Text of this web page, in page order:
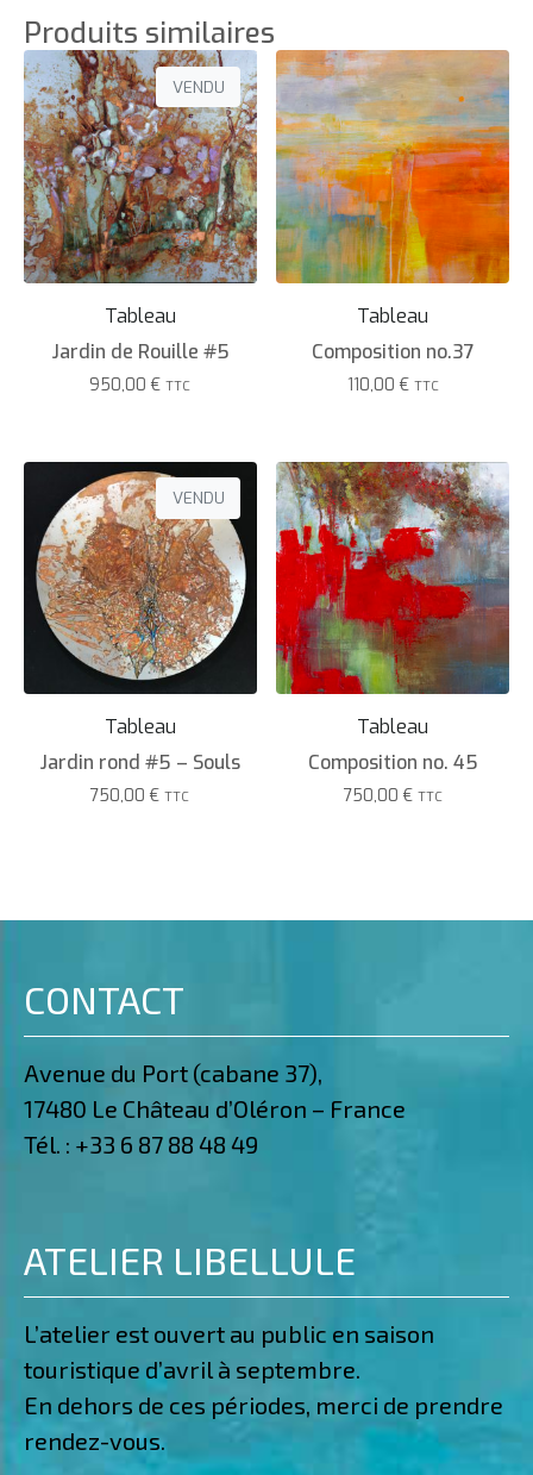
Produits similaires
VENDU
Tableau
Jardin de Rouille #5
950,00€ TTC
Tableau
Composition no.37
110,00 € TTC
VENDU
Tableau
Jardin rond #5 – Souls
750,00€ TTC
Tableau
Composition no. 45
750,00 € TTC
CONTACT
Avenue du Port (cabane 37),
17480 Le Château d’Oléron – France
Tél. : +33 6 87 88 48 49
ATELIER LIBELLULE
L’atelier est ouvert au public en saison
touristique d’avril à septembre.
En dehors de ces périodes, merci de prendre
rendez-vous.